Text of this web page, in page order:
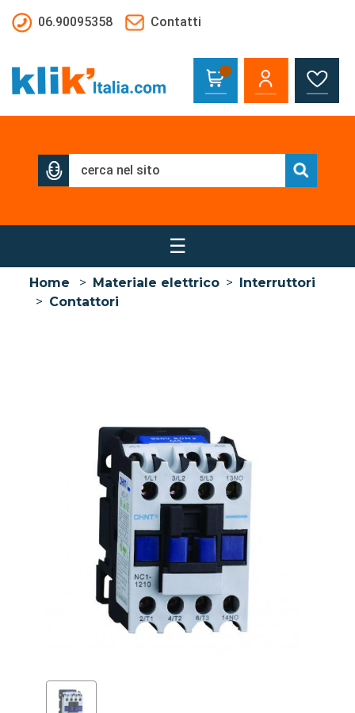
06.90095358
Contatti
☰
Home > Materiale elettrico > Interruttori
> Contattori